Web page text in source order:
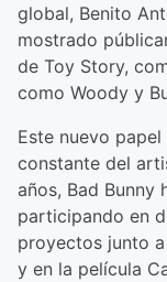
global, Benito
mostrado
de Toy Story,
como Woody y
Este nuevo
constante del
años, Bad Bunny
participando en
proyectos junto
y en la película